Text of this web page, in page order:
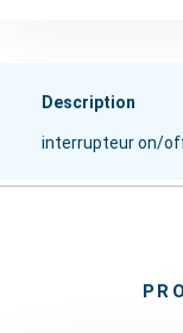
Description
interrupteur on/